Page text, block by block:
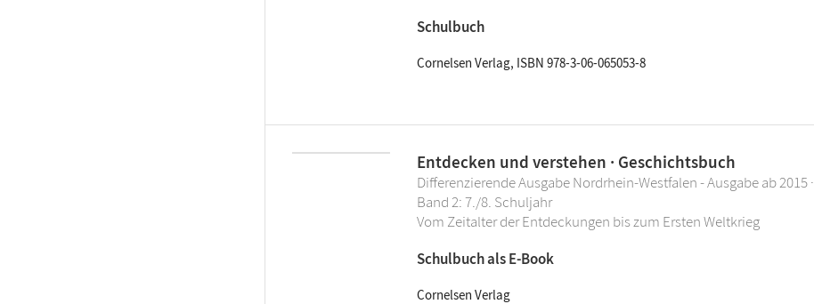
Schulbuch
Cornelsen Verlag, ISBN 978-3-06-065053-8
Entdecken und verstehen · Geschichtsbuch
Differenzierende Ausgabe Nordrhein-Westfalen - Ausgabe ab 2015 ·
Band 2: 7./8. Schuljahr
Vom Zeitalter der Entdeckungen bis zum Ersten Weltkrieg
Schulbuch als E-Book
Cornelsen Verlag